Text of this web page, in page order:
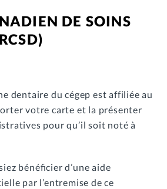
DE SOINS
dentaire du cégep est affiliée au
votre carte et la présenter
pour qu’il soit noté à
bénéﬁcier d’une aide
par l’entremise de ce